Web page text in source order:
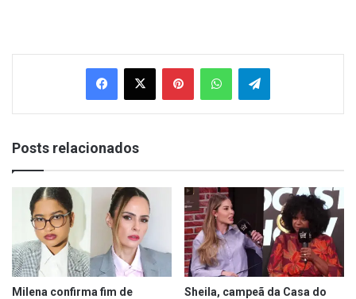
Facebook
X PinterestWhatsAppTelegram
Posts relacionados
Milena confirma fim de
Sheila, campeã da Casa do